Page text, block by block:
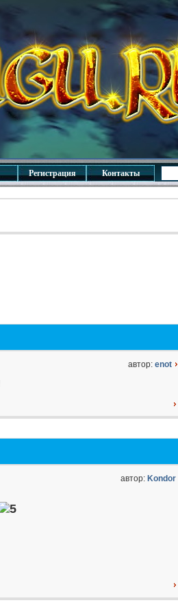
Регистрация Контакты
автор: enot
автор: Kondor